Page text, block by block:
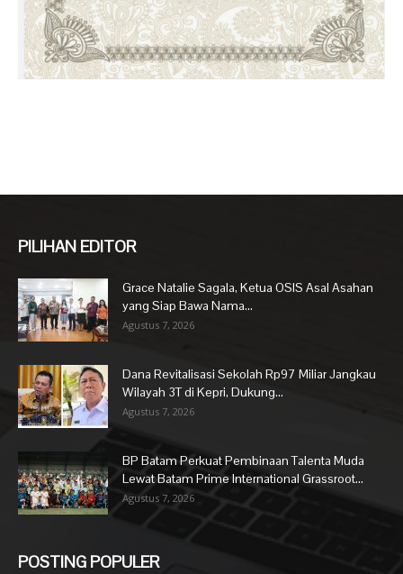
PILIHAN EDITOR
Grace Natalie Sagala, Ketua OSIS Asal Asahan
yang Siap Bawa Nama...
Agustus 7, 2026
Dana Revitalisasi Sekolah Rp97 Miliar Jangkau
Wilayah 3T di Kepri, Dukung...
Agustus 7, 2026
BP Batam Perkuat Pembinaan Talenta Muda
Lewat Batam Prime International Grassroot...
Agustus 7, 2026
POSTING POPULER